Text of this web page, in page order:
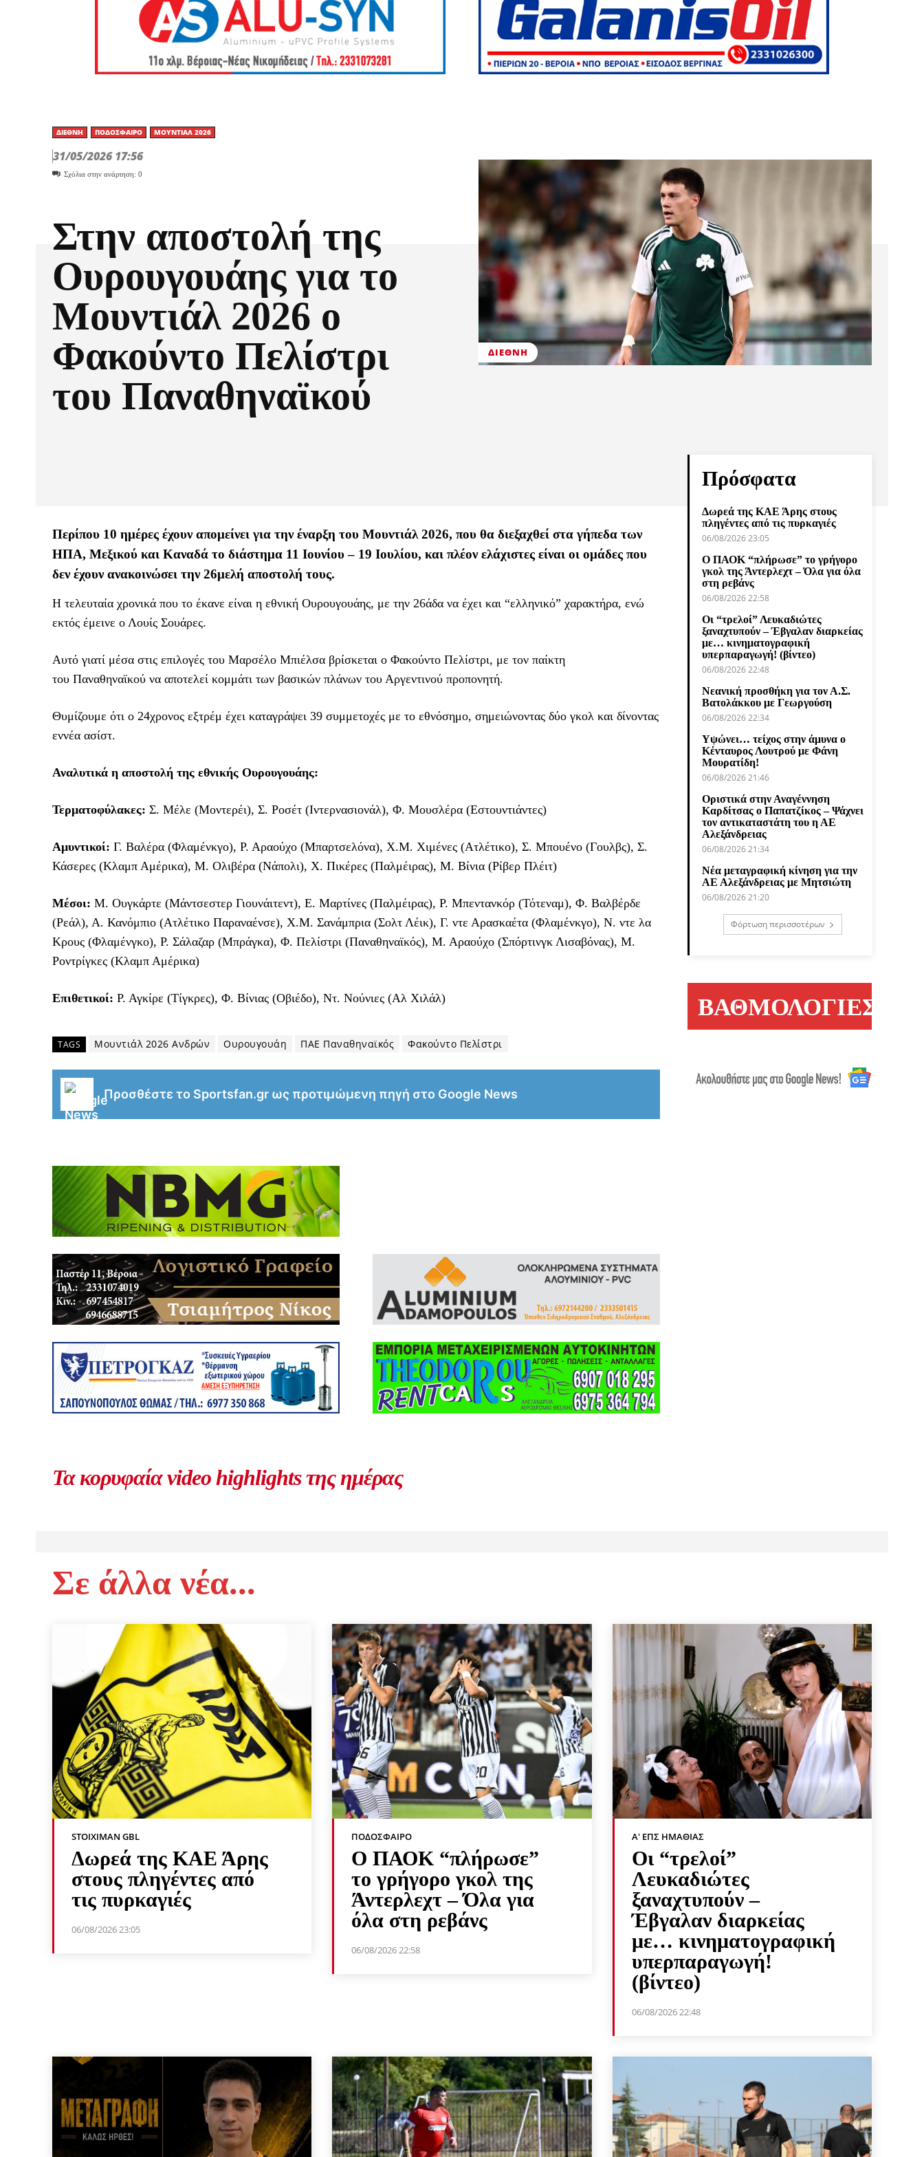
ΔΙΕΘΝΉ ΠΟΔΌΣΦΑΙΡΟ ΜΟΥΝΤΙΆΛ 2026
31/05/2026 17:56
Σχόλια στην ανάρτηση: 0
Στην αποστολή της
Ουρουγουάης για το
Μουντιάλ 2026 ο
Φακούντο Πελίστρι
του Παναθηναϊκού
ΔΙΕΘΝΉ
Περίπου 10 ημέρες έχουν απομείνει για την έναρξη του Μουντιάλ 2026, που θα διεξαχθεί στα γήπεδα των
ΗΠΑ, Μεξικού και Καναδά το διάστημα 11 Ιουνίου – 19 Ιουλίου, και πλέον ελάχιστες είναι οι ομάδες που
δεν έχουν ανακοινώσει την 26μελή αποστολή τους.
Η τελευταία χρονικά που το έκανε είναι η εθνική Ουρουγουάης, με την 26άδα να έχει και “ελληνικό” χαρακτήρα, ενώ
εκτός έμεινε ο Λουίς Σουάρες.
Αυτό γιατί μέσα στις επιλογές του Μαρσέλο Μπιέλσα βρίσκεται ο Φακούντο Πελίστρι, με τον παίκτη
του Παναθηναϊκού να αποτελεί κομμάτι των βασικών πλάνων του Αργεντινού προπονητή.
Θυμίζουμε ότι ο 24χρονος εξτρέμ έχει καταγράψει 39 συμμετοχές με το εθνόσημο, σημειώνοντας δύο γκολ και δίνοντας
εννέα ασίστ.
Αναλυτικά η αποστολή της εθνικής Ουρουγουάης:
Τερματοφύλακες: Σ. Μέλε (Μοντερέι), Σ. Ροσέτ (Ιντερνασιονάλ), Φ. Μουσλέρα (Εστουντιάντες)
Αμυντικοί: Γ. Βαλέρα (Φλαμένκγο), Ρ. Αραούχο (Μπαρτσελόνα), Χ.Μ. Χιμένες (Ατλέτικο), Σ. Μπουένο (Γουλβς), Σ.
Κάσερες (Κλαμπ Αμέρικα), Μ. Ολιβέρα (Νάπολι), Χ. Πικέρες (Παλμέιρας), Μ. Βίνια (Ρίβερ Πλέιτ)
Μέσοι: Μ. Ουγκάρτε (Μάντσεστερ Γιουνάιτεντ), Ε. Μαρτίνες (Παλμέιρας), Ρ. Μπεντανκόρ (Τότεναμ), Φ. Βαλβέρδε
(Ρεάλ), Α. Κανόμπιο (Ατλέτικο Παραναένσε), Χ.Μ. Σανάμπρια (Σολτ Λέικ), Γ. ντε Αρασκαέτα (Φλαμένκγο), Ν. ντε λα
Κρους (Φλαμένγκο), Ρ. Σάλαζαρ (Μπράγκα), Φ. Πελίστρι (Παναθηναϊκός), Μ. Αραούχο (Σπόρτινγκ Λισαβόνας), Μ.
Ροντρίγκες (Κλαμπ Αμέρικα)
Επιθετικοί: Ρ. Αγκίρε (Τίγκρες), Φ. Βίνιας (Οβιέδο), Ντ. Νούνιες (Αλ Χιλάλ)
TAGS Μουντιάλ 2026 Ανδρών Ουρουγουάη ΠΑΕ Παναθηναϊκός Φακούντο Πελίστρι
Προσθέστε το Sportsfan.gr ως προτιμώμενη πηγή στο Google News
Τα κορυφαία video highlights της ημέρας
Πρόσφατα
Δωρεά της ΚΑΕ Άρης στους
πληγέντες από τις πυρκαγιές
06/08/2026 23:05
Ο ΠΑΟΚ “πλήρωσε” το γρήγορο
γκολ της Άντερλεχτ – Όλα για όλα
στη ρεβάνς
06/08/2026 22:58
Οι “τρελοί” Λευκαδιώτες
ξαναχτυπούν – Έβγαλαν διαρκείας
με… κινηματογραφική
υπερπαραγωγή! (βίντεο)
06/08/2026 22:48
Νεανική προσθήκη για τον Α.Σ.
Βατολάκκου με Γεωργούση
06/08/2026 22:34
Υψώνει… τείχος στην άμυνα ο
Κένταυρος Λουτρού με Φάνη
Μουρατίδη!
06/08/2026 21:46
Οριστικά στην Αναγέννηση
Καρδίτσας ο Παπατζίκος – Ψάχνει
τον αντικαταστάτη του η ΑΕ
Αλεξάνδρειας
06/08/2026 21:34
Νέα μεταγραφική κίνηση για την
ΑΕ Αλεξάνδρειας με Μητσιώτη
06/08/2026 21:20
Φόρτωση περισσοτέρων
ΒΑΘΜΟΛΟΓΙΕΣ
Σε άλλα νέα...
STOIXIMAN GBL
Δωρεά της ΚΑΕ Άρης
στους πληγέντες από
τις πυρκαγιές
06/08/2026 23:05
ΠΟΔΌΣΦΑΙΡΟ
Ο ΠΑΟΚ “πλήρωσε”
το γρήγορο γκολ της
Άντερλεχτ – Όλα για
όλα στη ρεβάνς
06/08/2026 22:58
Α' ΕΠΣ ΗΜΑΘΊΑΣ
Οι “τρελοί”
Λευκαδιώτες
ξαναχτυπούν –
Έβγαλαν διαρκείας
με… κινηματογραφική
υπερπαραγωγή!
(βίντεο)
06/08/2026 22:48